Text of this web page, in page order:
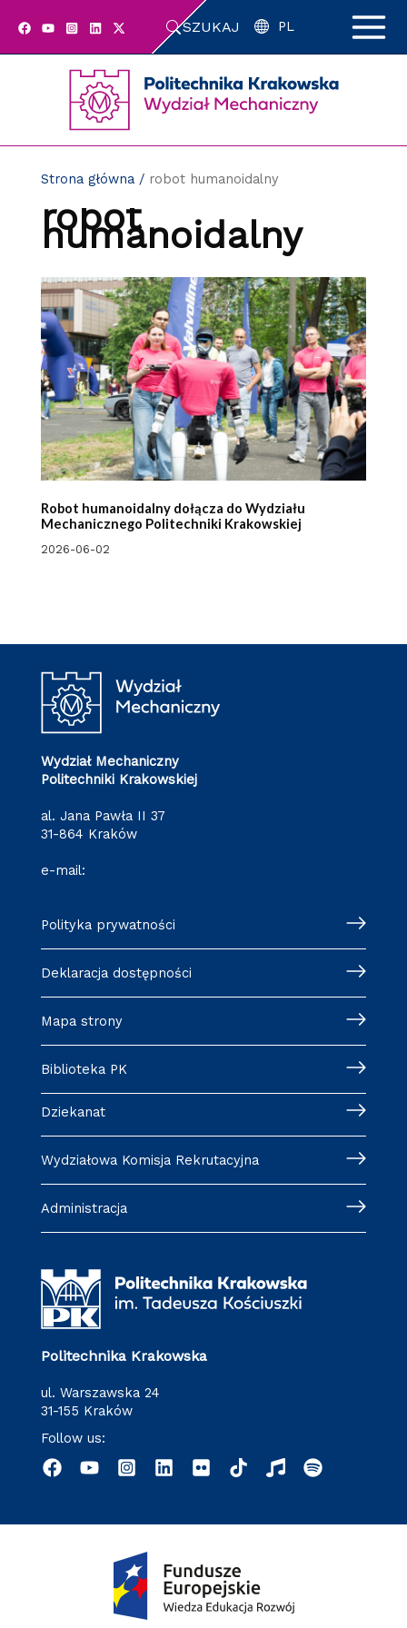
SZUKAJ PL
Strona główna/ robot humanoidalny
robot
humanoidalny
Robot humanoidalny dołącza do Wydziału
Mechanicznego Politechniki Krakowskiej
2026-06-02
Wydział Mechaniczny
Politechniki Krakowskiej
al. Jana Pawła II 37
31-864 Kraków
e-mail:
Polityka prywatności
Deklaracja dostępności
Mapa strony
Biblioteka PK
Dziekanat
Wydziałowa Komisja Rekrutacyjna
Administracja
Politechnika Krakowska
ul. Warszawska 24
31-155 Kraków
Follow us: